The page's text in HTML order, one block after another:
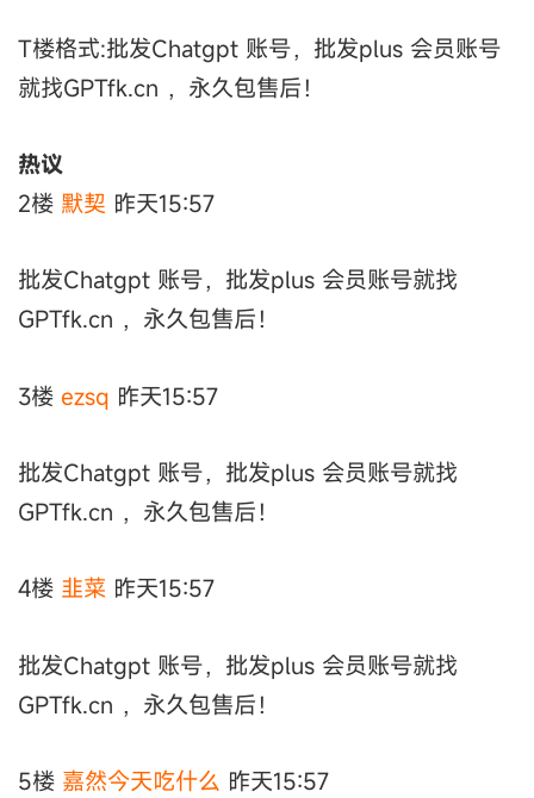
T楼格式:批发Chatgpt 账号，批发plus 会员账号
就找GPTfk.cn ，永久包售后！
热议
2楼 默契 昨天15:57
批发Chatgpt 账号，批发plus 会员账号就找
GPTfk.cn ，永久包售后！
3楼 ezsq 昨天15:57
批发Chatgpt 账号，批发plus 会员账号就找
GPTfk.cn ，永久包售后！
4楼 韭菜 昨天15:57
批发Chatgpt 账号，批发plus 会员账号就找
GPTfk.cn ，永久包售后！
5楼 嘉然今天吃什么 昨天15:57